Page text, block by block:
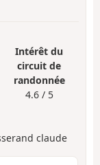
Intérêt du
circuit de
randonnée
4.6 / 5
claude